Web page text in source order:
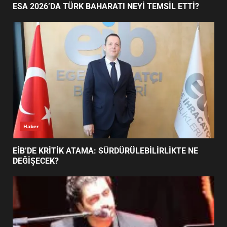
4
FİNALİNDE NE BAŞARDI?
5
BALIKESİR MÜZELERİNDE SÜRE
UZATILDI: NE DEĞİŞTİ?
BURHANİYE SATRANÇ
TURNUVASI KAYITLARI NEYİ
BURHANİYE BELEDİYESPOR’DA
YENİ YÖNETİM NASIL
ŞEKİLLENDİ?
ESA 2026’DA TÜRK BAHARATI NEYİ TEMSİL ETTİ?
Haber
EİB’DE KRİTİK ATAMA: SÜRDÜRÜLEBİLİRLİKTE NE
DEĞİŞECEK?